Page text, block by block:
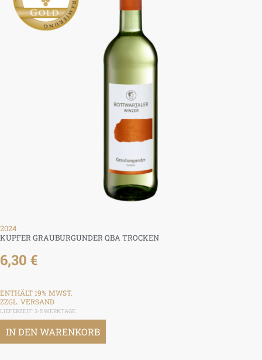
2024
KUPFER GRAUBURGUNDER QBA TROCKEN
6,30 €
ENTHÄLT 19% MWST.
ZZGL. VERSAND
LIEFERZEIT: 3-5 WERKTAGE
IN DEN WARENKORB